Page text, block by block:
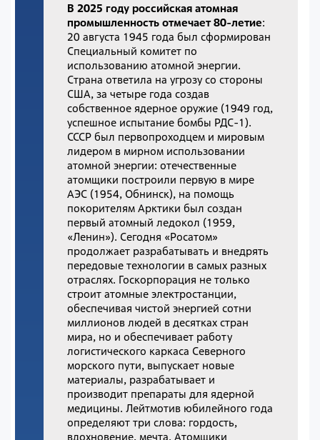
В 2025 году российская атомная
промышленность отмечает 80-летие:
20 августа 1945 года был сформирован
Специальный комитет по
использованию атомной энергии.
Страна ответила на угрозу со стороны
США, за четыре года создав
собственное ядерное оружие (1949 год,
успешное испытание бомбы РДС-1).
СССР был первопроходцем и мировым
лидером в мирном использовании
атомной энергии: отечественные
атомщики построили первую в мире
АЭС (1954, Обнинск), на помощь
покорителям Арктики был создан
первый атомный ледокол (1959,
«Ленин»). Сегодня «Росатом»
продолжает разрабатывать и внедрять
передовые технологии в самых разных
отраслях. Госкорпорация не только
строит атомные электростанции,
обеспечивая чистой энергией сотни
миллионов людей в десятках стран
мира, но и обеспечивает работу
логистического каркаса Северного
морского пути, выпускает новые
материалы, разрабатывает и
производит препараты для ядерной
медицины. Лейтмотив юбилейного года
определяют три слова: гордость,
вдохновение, мечта. Атомщики